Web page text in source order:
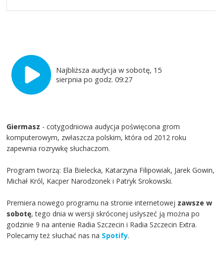
Najbliższa audycja w sobotę, 15
sierpnia po godz. 09:27
Giermasz - cotygodniowa audycja poświęcona grom
komputerowym, zwłaszcza polskim, która od 2012 roku
zapewnia rozrywkę słuchaczom.
Program tworzą: Ela Bielecka, Katarzyna Filipowiak, Jarek Gowin,
Michał Król, Kacper Narodzonek i Patryk Srokowski.
Premiera nowego programu na stronie internetowej zawsze w
sobotę, tego dnia w wersji skróconej usłyszeć ją można po
godzinie 9 na antenie Radia Szczecin i Radia Szczecin Extra.
Polecamy też słuchać nas na Spotify.